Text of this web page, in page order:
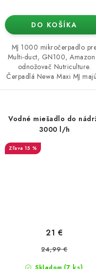
DO KOŠÍKA
MJ 1000 mikročerpadlo
Multi-duct, GN100,
odnožovač Nutriculture.
Čerpadlá Newa Maxi MJ
Vodné miešadlo do
3000 l/h
15 %
21 €
24,99 €